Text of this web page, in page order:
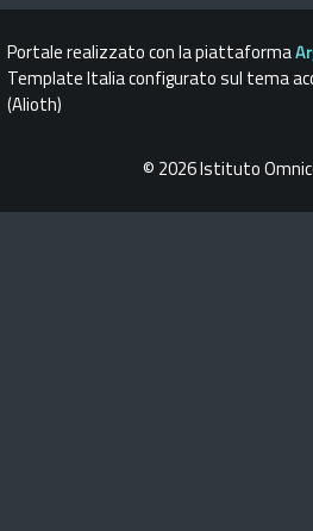
Portale realizzato con la piattaforma
Template Italia configurato sul tema
(Alioth)
© 2026 Istituto